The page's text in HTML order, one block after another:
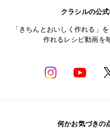
クラシルの公
「きちんとおいしく作れる」
作れるレシピ動画を
何かお気づきの